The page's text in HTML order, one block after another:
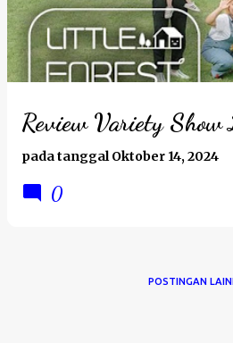
Review Variety
pada tanggalOktober 14, 2024
0
POSTINGAN